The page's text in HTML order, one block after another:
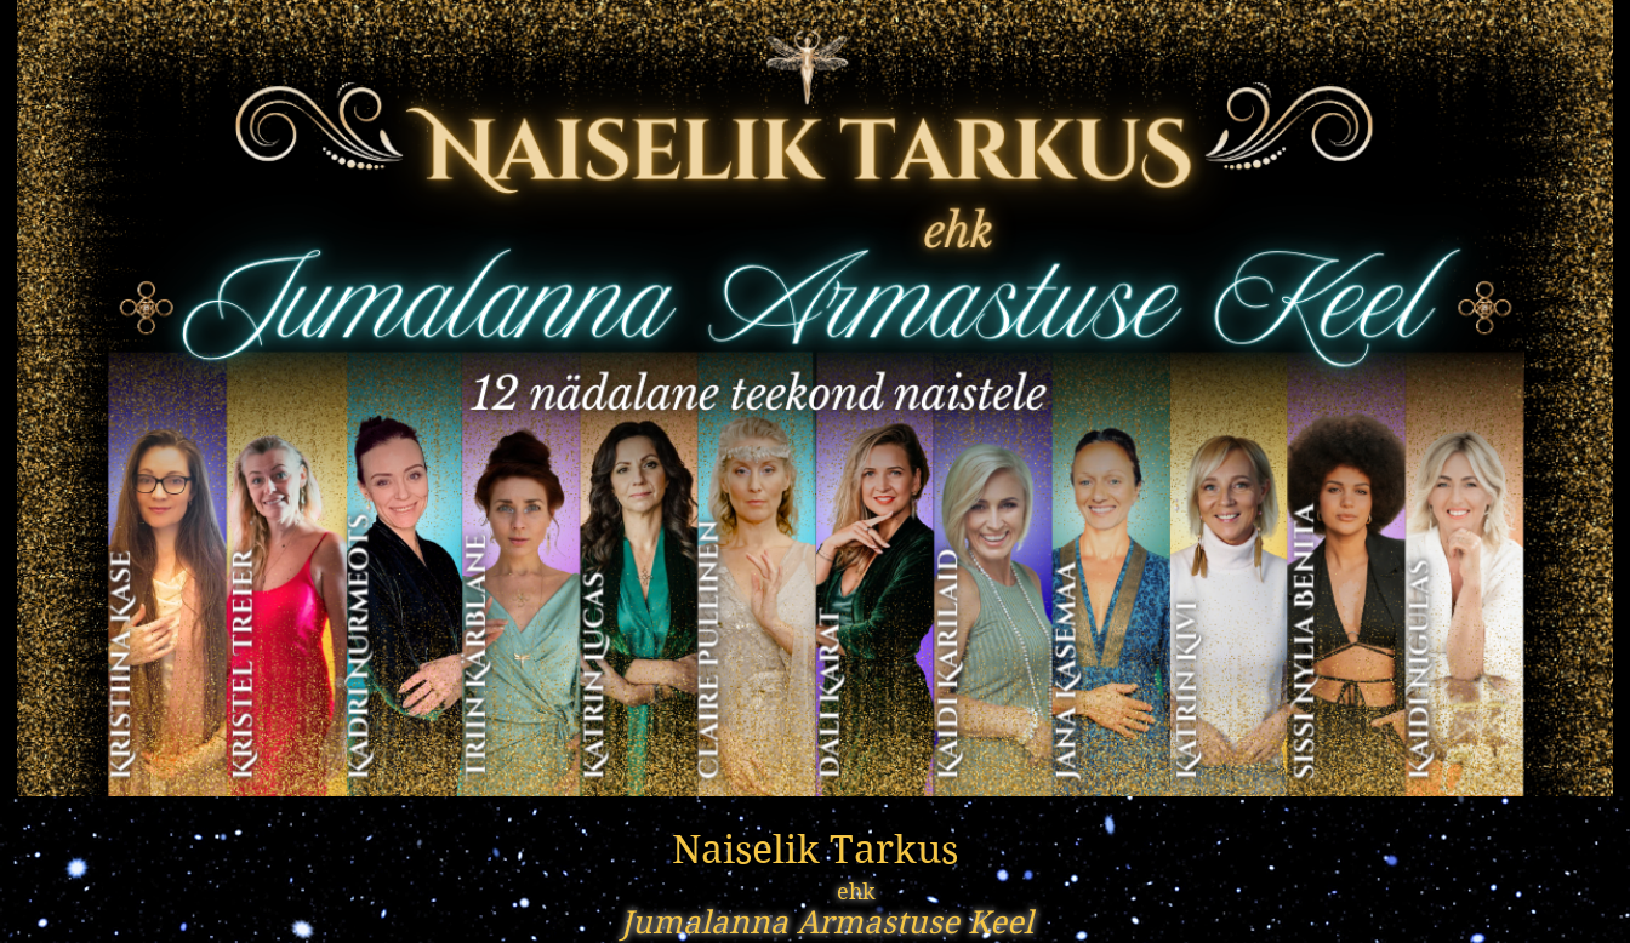
Naiselik Tarkus
Jumalanna Armastuse Keel
ehk